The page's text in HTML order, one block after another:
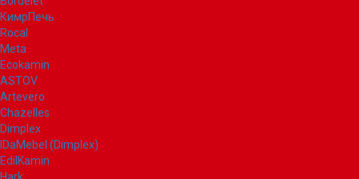
КимрПечь
Rocal
Meta
Ecokamin
ASTOV
Artevero
Chazelles
Dimplex
IDaMebel (Dimplex)
EdilKamin